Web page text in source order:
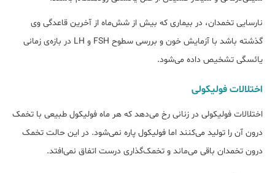
نارسایی تخمدان، در بیماری که بیش از شش‌ماه از آخرین قاعدگی وی
گذشته باشد با آزمایش خون و بررسی سطوح FSH و LH در بازه‌ی زمانی
یائسگی تشخیص داده می‌­شود.
اختلالات فولیکولی
اختلالات فولیکولی در زنانی رخ ‌‌‌‌می‌دهد که هر ماه فولیکول طبیعی با تخمک
درون آن را تولید می­‌کنند اما فولیکول پاره نمی‌­شود. در این حالت تخمک
درون تخمدان باقی می‌­ماند و تخمک‌گذاری درست اتفاق نمی‌افتد.